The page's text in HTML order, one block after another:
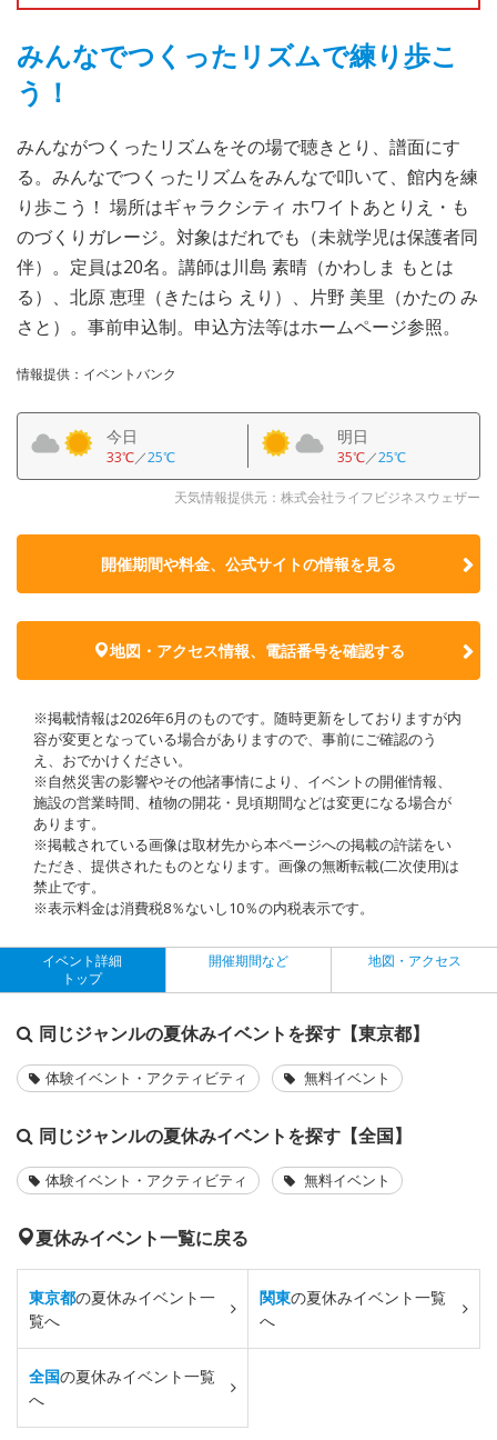
みんなでつくったリズムで練り歩こ
う！
みんながつくったリズムをその場で聴きとり、譜面にす
る。みんなでつくったリズムをみんなで叩いて、館内を練
り歩こう！ 場所はギャラクシティ ホワイトあとりえ・も
のづくりガレージ。対象はだれでも（未就学児は保護者同
伴）。定員は20名。講師は川島 素晴（かわしま もとは
る）、北原 恵理（きたはら えり）、片野 美里（かたの み
さと）。事前申込制。申込方法等はホームページ参照。
情報提供：イベントバンク
今日
33℃／25℃
明日
35℃／25℃
天気情報提供元：株式会社ライフビジネスウェザー
開催期間や料金、公式サイトの情報を見る
地図・アクセス情報、電話番号を確認する
※掲載情報は2026年6月のものです。随時更新をしておりますが内
容が変更となっている場合がありますので、事前にご確認のう
え、おでかけください。
※自然災害の影響やその他諸事情により、イベントの開催情報、
施設の営業時間、植物の開花・見頃期間などは変更になる場合が
あります。
※掲載されている画像は取材先から本ページへの掲載の許諾をい
ただき、提供されたものとなります。画像の無断転載(二次使用)は
禁止です。
※表示料金は消費税8％ないし10％の内税表示です。
イベント詳細
トップ
開催期間など 地図・アクセス
同じジャンルの夏休みイベントを探す【東京都】
体験イベント・アクティビティ 無料イベント
同じジャンルの夏休みイベントを探す【全国】
体験イベント・アクティビティ 無料イベント
夏休みイベント一覧に戻る
東京都の夏休みイベント一
覧へ
関東の夏休みイベント一覧
へ
全国の夏休みイベント一覧
へ